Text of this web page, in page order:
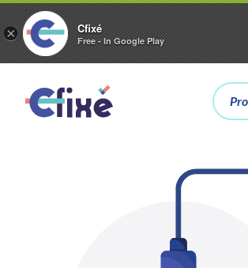
× Cfixé
Free - In Google Play